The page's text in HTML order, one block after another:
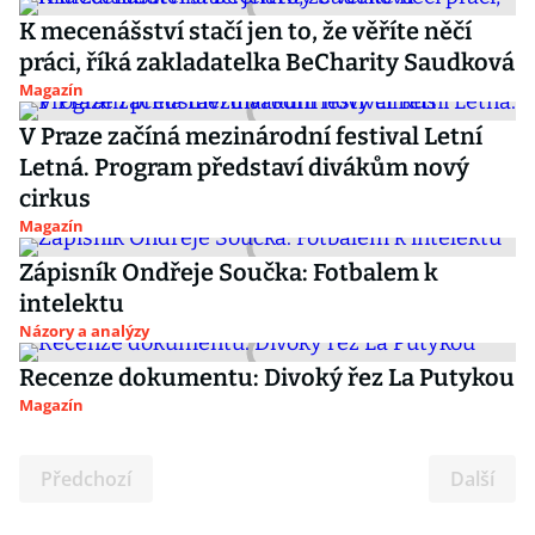
K mecenášství stačí jen to, že věříte něčí
práci, říká zakladatelka BeCharity Saudková
Magazín
V Praze začíná mezinárodní festival Letní
Letná. Program představí divákům nový
cirkus
Magazín
Zápisník Ondřeje Součka: Fotbalem k
intelektu
Názory a analýzy
Recenze dokumentu: Divoký řez La Putykou
Magazín
Předchozí Další